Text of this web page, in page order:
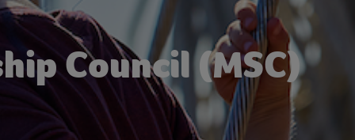
Council (MSC)